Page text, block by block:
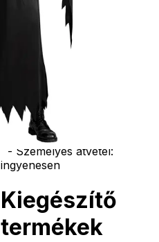
termékre
vonatkozik!
Szállítás:
- Csomagautomata: 1190
forinttól
- Házhozszállítás: 2190
forinttól
- Személyes átvétel:
ingyenesen
Kiegészítő
termékek